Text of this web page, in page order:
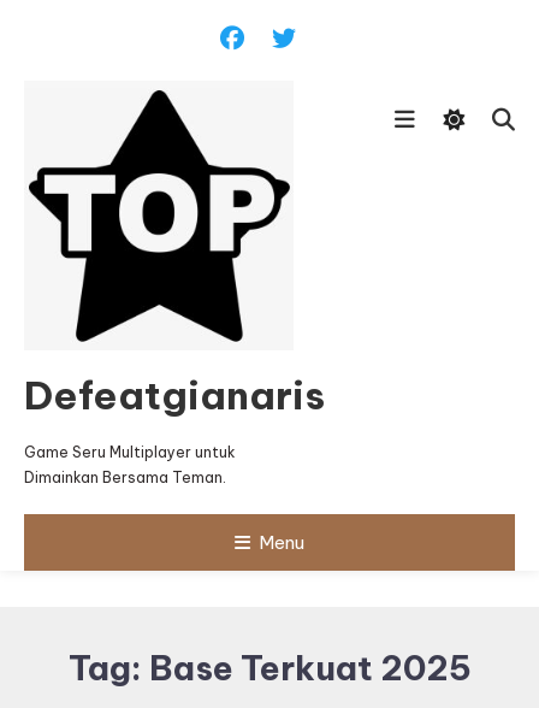
Defeatgianaris
Game Seru Multiplayer untuk
Dimainkan Bersama Teman.
Menu
Tag: Base Terkuat 2025